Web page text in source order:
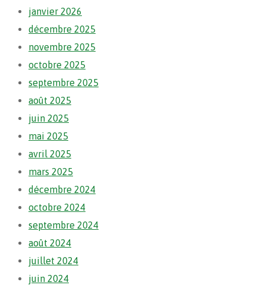
janvier 2026
décembre 2025
novembre 2025
octobre 2025
septembre 2025
août 2025
juin 2025
mai 2025
avril 2025
mars 2025
décembre 2024
octobre 2024
septembre 2024
août 2024
juillet 2024
juin 2024